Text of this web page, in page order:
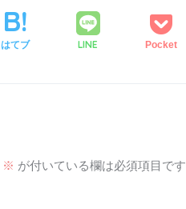
はてブ LINE Pocket
※ が付いている欄は必須項目です